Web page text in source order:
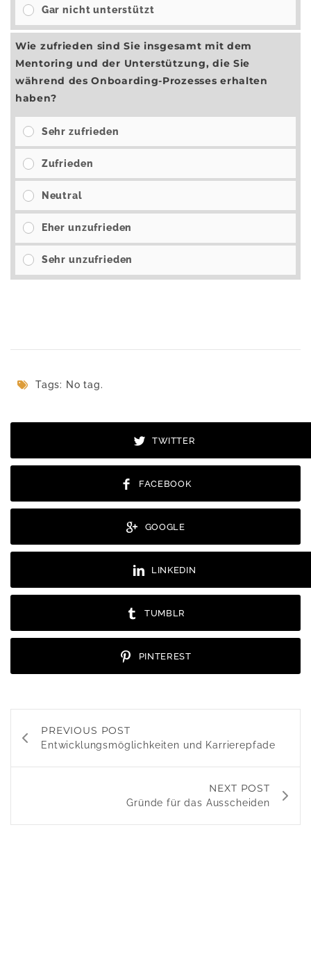
Gar nicht unterstützt
Wie zufrieden sind Sie insgesamt mit dem
Mentoring und der Unterstützung, die Sie
während des Onboarding-Prozesses erhalten
haben?
Sehr zufrieden
Zufrieden
Neutral
Eher unzufrieden
Sehr unzufrieden
Tags: No tag.
TWITTER
FACEBOOK
GOOGLE
LINKEDIN
TUMBLR
PINTEREST
PREVIOUS POST
Entwicklungsmöglichkeiten und Karrierepfade
NEXT POST
Gründe für das Ausscheiden